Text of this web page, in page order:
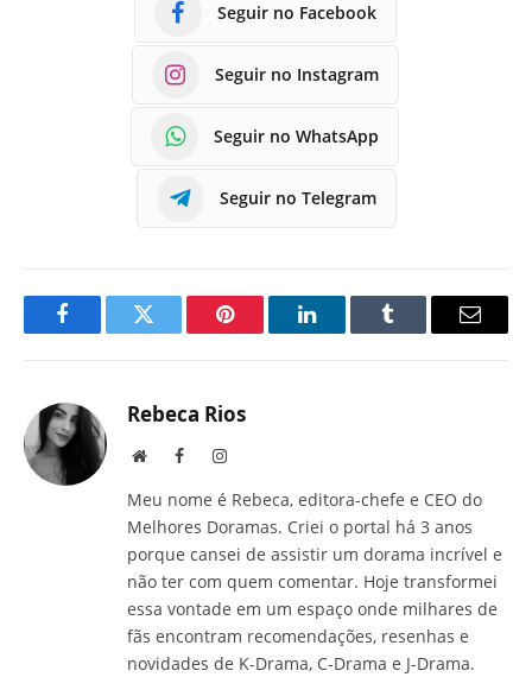
Seguir no Facebook
Seguir no Instagram
Seguir no WhatsApp
Seguir no Telegram
FacebookTwitter Pinterest LinkedInTumblr
E-
Rebeca Rios
Site FacebookInstagram
Meu nome é Rebeca, editora-chefe e CEO do
Melhores Doramas. Criei o portal há 3 anos
porque cansei de assistir um dorama incrível e
não ter com quem comentar. Hoje transformei
essa vontade em um espaço onde milhares de
fãs encontram recomendações, resenhas e
novidades de K-Drama, C-Drama e J-Drama.